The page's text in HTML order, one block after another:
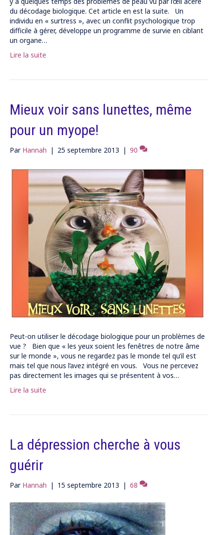
du décodage biologique. Cet article en est la suite. Un
individu en « surtress », avec un conflit psychologique trop
difficile à gérer, développe un programme de survie en ciblant
un organe…
Lire la suite
Mieux voir sans lunettes, même
pour un myope!
Par Hannah | 25 septembre 2013 | 90
Peut-on utiliser le décodage biologique pour un problèmes de
vue ? Bien que « les yeux soient les fenêtres de notre âme
sur le monde », vous ne regardez pas le monde tel qu’il est
mais tel que nous l’avez intégré en vous. Vous ne percevez
pas directement les images qui se présentent à vos…
Lire la suite
La dépression cherche à vous
guérir
Par Hannah | 15 septembre 2013 | 68